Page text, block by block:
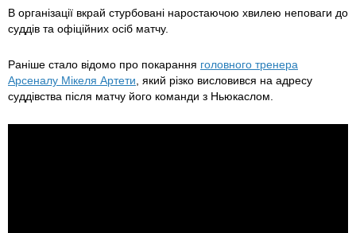
В організації вкрай стурбовані наростаючою хвилею неповаги до
суддів та офіційних осіб матчу.
Раніше стало відомо про покарання головного тренера
Арсеналу Мікеля Артети, який різко висловився на адресу
суддівства після матчу його команди з Ньюкаслом.